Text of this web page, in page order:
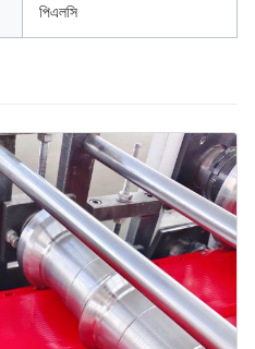
পিএলসি